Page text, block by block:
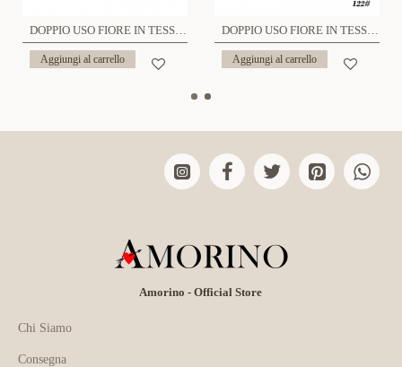
DOPPIO USO FIORE IN TESSUTO SPILLA E FERMAGLIO - YY2360F83
Aggiungi al carrello
DOPPIO USO FIORE IN TESSUTO SPILLA E FERMAGLIO - YY2360F84
Aggiungi al carrello
Amorino - Official Store
Chi Siamo
Consegna